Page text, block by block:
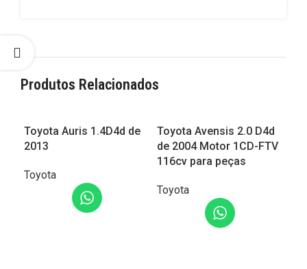
Produtos Relacionados
Toyota Auris 1.4D4d de
2013
Toyota
Toyota Avensis 2.0 D4d
de 2004 Motor 1CD-FTV
116cv para peças
Toyota